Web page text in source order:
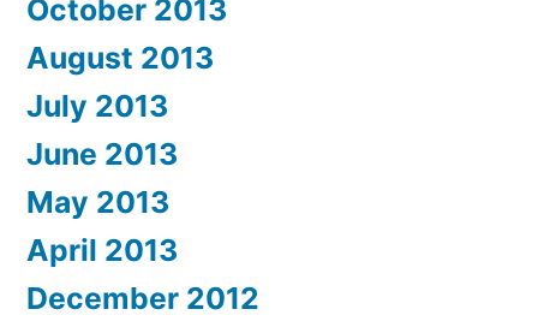
October 2013
August 2013
July 2013
June 2013
May 2013
April 2013
December 2012